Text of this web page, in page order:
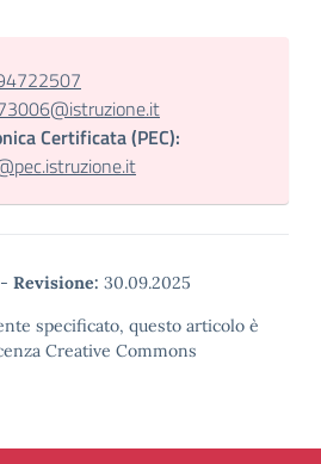
Certificata (PEC):
- Revisione: 30.09.2025
specificato, questo articolo è
Creative Commons